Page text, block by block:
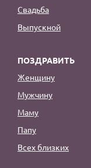
Свадьба
Выпускной
ПОЗДРАВИТЬ
Женщину
Мужчину
Маму
Папу
Всех близких